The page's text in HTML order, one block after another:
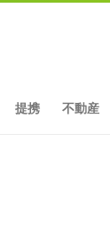
提携 不動産